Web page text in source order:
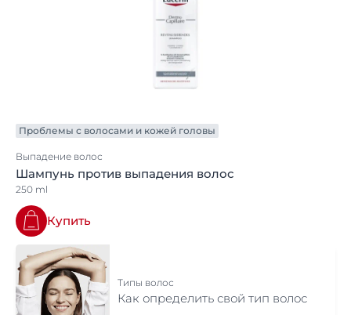
Проблемы с волосами и кожей головы
Выпадение волос
Шампунь против выпадения волос
250 ml
Купить
Типы волос
Как определить свой тип волос